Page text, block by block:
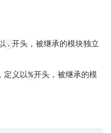
. 开头，被继承的模块独立
定义以%开头，被继承的模